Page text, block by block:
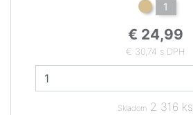
1
€ 24,99
€ 30,74 s DPH
Skladom 2 316 ks